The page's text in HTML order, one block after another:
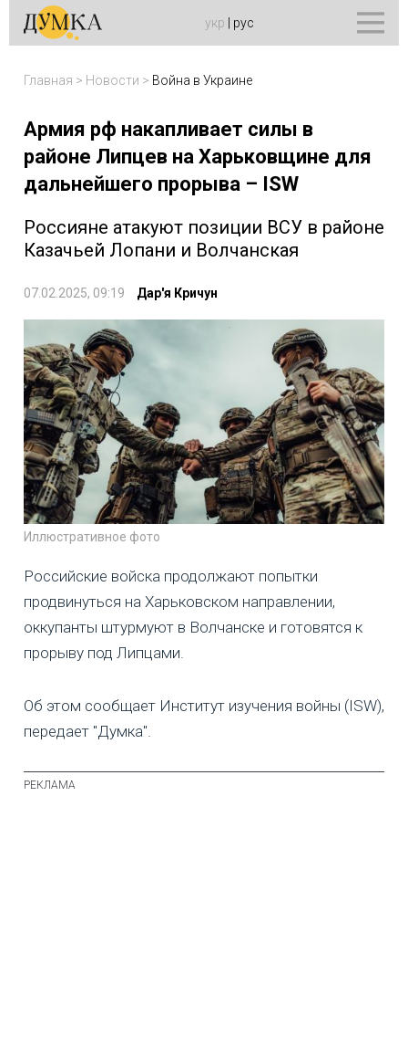
укр рус
Главная > Новости > Война в Украине
Армия рф накапливает силы в
районе Липцев на Харьковщине для
дальнейшего прорыва – ISW
Россияне атакуют позиции ВСУ в районе
Казачьей Лопани и Волчанская
07.02.2025, 09:19 Дар'я Кричун
Иллюстративное фото
Российские войска продолжают попытки
продвинуться на Харьковском направлении,
оккупанты штурмуют в Волчанске и готовятся к
прорыву под Липцами.
Об этом сообщает Институт изучения войны (ISW),
передает "Думка".